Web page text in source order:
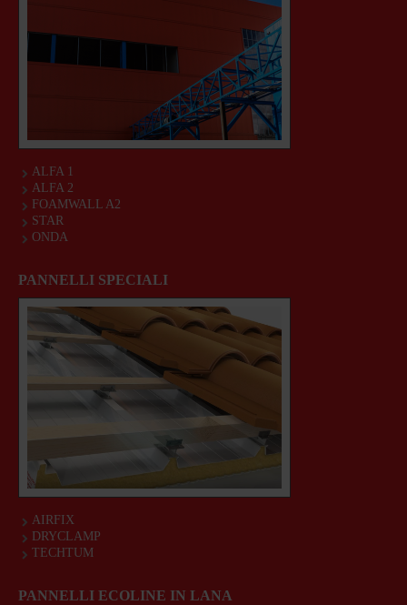
ALFA 1
ALFA 2
FOAMWALL A2
STAR
ONDA
PANNELLI SPECIALI
AIRFIX
DRYCLAMP
TECHTUM
PANNELLI ECOLINE IN LANA